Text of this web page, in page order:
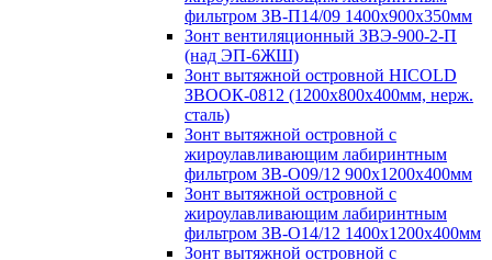
фильтром ЗВ-П14/09 1400х900х350мм
Зонт вентиляционный ЗВЭ-900-2-П
(над ЭП-6ЖШ)
Зонт вытяжной островной HICOLD
ЗВООК-0812 (1200х800x400мм, нерж.
сталь)
Зонт вытяжной островной с
жироулавливающим лабиринтным
фильтром ЗВ-О09/12 900х1200х400мм
Зонт вытяжной островной с
жироулавливающим лабиринтным
фильтром ЗВ-О14/12 1400х1200х400мм
Зонт вытяжной островной с